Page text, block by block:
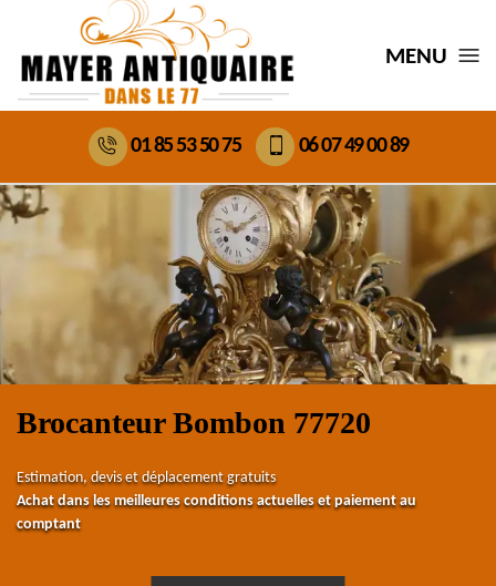
MENU
01 85 53 50 75 06 07 49 00 89
Brocanteur Bombon 77720
Estimation, devis et déplacement gratuits
Achat dans les meilleures conditions actuelles et paiement au
comptant